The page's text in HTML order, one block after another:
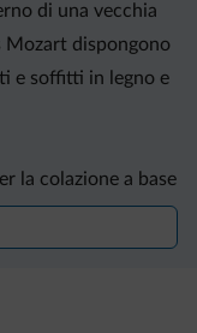
di una vecchia
Mozart dispongono
e soffitti in legno e
la colazione a base
utilizzando la
in giardino